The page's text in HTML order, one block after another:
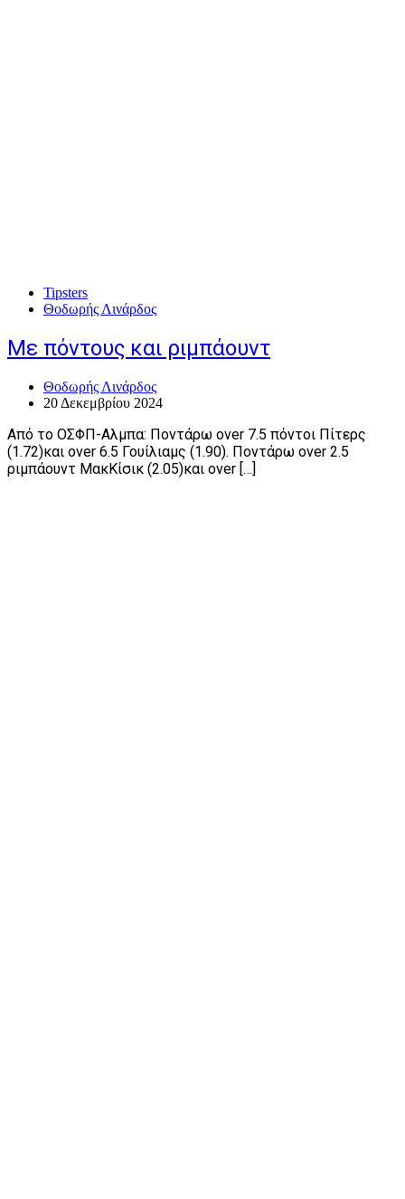
Tipsters
Θοδωρής Λινάρδος
Με πόντους και ριμπάουντ
Θοδωρής Λινάρδος
20 Δεκεμβρίου 2024
Aπό το ΟΣΦΠ-Αλμπα: Ποντάρω over 7.5 πόντοι Πίτερς
(1.72)και over 6.5 Γουίλιαμς (1.90). Ποντάρω over 2.5
ριμπάουντ ΜακΚίσικ (2.05)και over […]